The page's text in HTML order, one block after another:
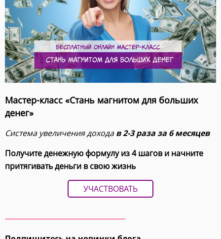
Мастер-класс «Стань магнитом для больших
денег»
Система увеличения доходав 2-3 раза за 6 месяцев
Получите денежную формулу из 4 шагов и начните
притягивать деньги в свою жизнь
УЧАСТВОВАТЬ